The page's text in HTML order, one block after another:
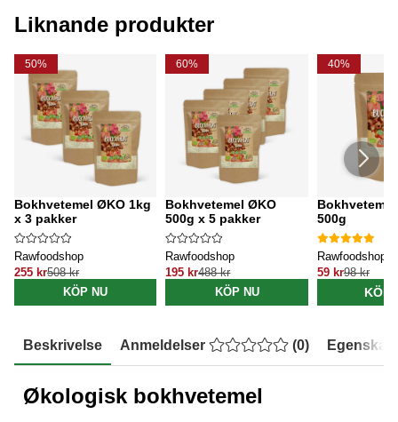
Liknande produkter
50%
Bokhvetemel ØKO 1kg
x 3 pakker
Rawfoodshop
255 kr508 kr
KÖP NU
60%
Bokhvetemel ØKO
500g x 5 pakker
Rawfoodshop
195 kr488 kr
KÖP NU
40%
500g
Rawfoodshop
59 kr98 kr
KÖP
Beskrivelse Anmeldelser (0)
Økologisk bokhvetemel